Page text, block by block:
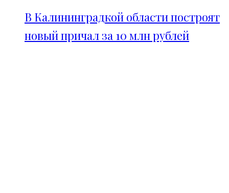
В Калининградкой области построят
новый причал за 10 млн рублей